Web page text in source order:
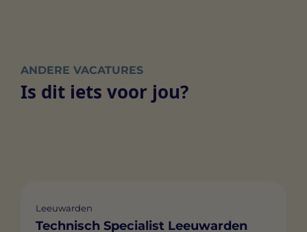
ANDERE VACATURES
Is dit iets voor jou?
Leeuwarden
Technisch Specialist Leeuwarden